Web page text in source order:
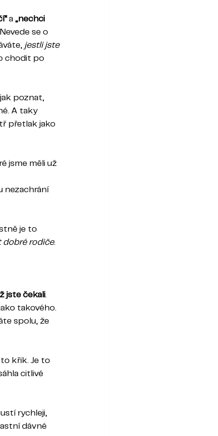
a „nechci
se o
jestli jste
chodit po
poznat,
A taky
přetlak jako
jsme měli už
nezachrání
je to
dobré rodiče.
jste čekali.
takového.
spolu, že
křik. Je to
citlivé
rychleji,
dávné